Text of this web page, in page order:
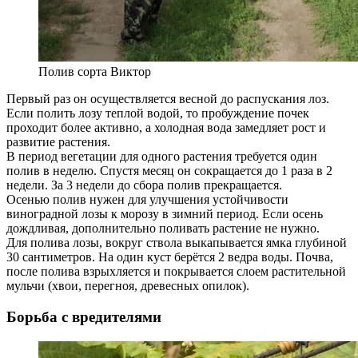
Полив сорта Виктор
Первый раз он осуществляется весной до распускания лоз.
Если полить лозу теплой водой, то пробуждение почек
проходит более активно, а холодная вода замедляет рост и
развитие растения.
В период вегетации для одного растения требуется один
полив в неделю. Спустя месяц он сокращается до 1 раза в 2
недели. За 3 недели до сбора полив прекращается.
Осенью полив нужен для улучшения устойчивости
виноградной лозы к морозу в зимний период. Если осень
дождливая, дополнительно поливать растение не нужно.
Для полива лозы, вокруг ствола выкапывается ямка глубиной
30 сантиметров. На один куст берётся 2 ведра воды. Почва,
после полива взрыхляется и покрывается слоем растительной
мульчи (хвои, перегноя, древесных опилок).
Борьба с вредителями